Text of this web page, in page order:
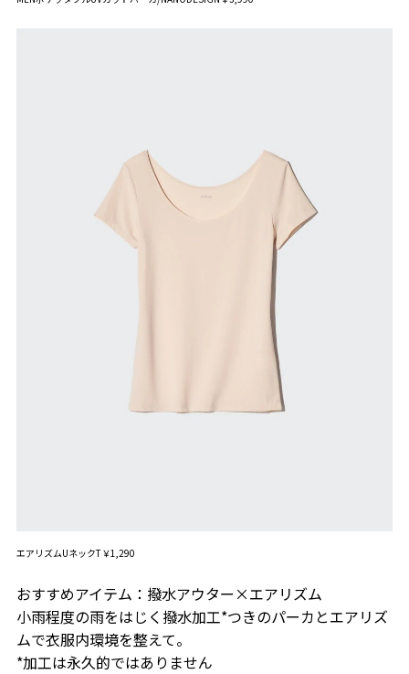
エアリズムUネックT￥1,290
おすすめアイテム：撥水アウター×エアリズム
小雨程度の雨をはじく撥水加工*つきのパーカとエアリズ
ムで衣服内環境を整えて。
*加工は永久的ではありません